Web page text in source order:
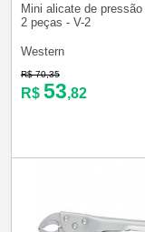
Mini alicate de
2 peças - V-2
Western
R$ 70,35
R$ 53,82